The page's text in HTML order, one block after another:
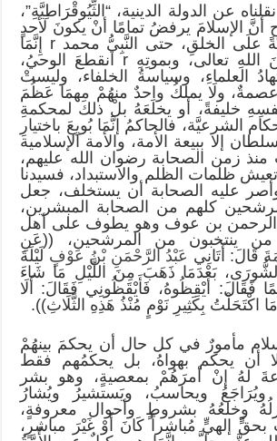
عن الدولة الدينية، “الثِّيُوقْرَاطِيَّةِ”،
أنَّ الإسلامَ يرفضُ تمامًا أنْ يكونَ لأحدٍ
من البشر حاكمِيَّةً علَى الخلقِ، حتى النَّبِيُّ محمد r إِنَّمَا
يتكلَّمُ بالوحيٍ مِنَ اللهِ تعالى، وبموتِهِ r انقطعَ الوحيُ،
العلماءِ، وسياسةُ الخلفاء، وليستْ
ولَا يملكُ واحدٌ منهُمْ مهمَا عَظُمَ
خليفةً، أو يخلَعَهُ بلْ ذلكَ لمحكمةِ
الشرعيَّة، فالحاكمُ إنَّمَا بُويِعَ باختيارِ
إلا ببيعة الأمة، والأمة الإسلامية
منذ زمن الصحابة رضوان الله عليهم،
ظلمات الظلم والاستبداد، فسيدنا
عليه الصحابة أن يستخلف، جعل
كلهم من الصحابة المبشرين،
الرحمن بن عوف وهو يطوف على أهل
من ينتخبون من المرشحين، ((عَنِ
قَالَ: أَتَانِي عَبْدُ الرَّحْمَنِ بْنُ عَوْفٍ لَيْلَةَ
الشُّورَى، بَعْدَمَا ذَهَبَ مِنَ اللَّيْلِ مَا شَاءَ
فَقَالَ: أَيْقِظُوهُ، فَأَيْقَظُونِي فَقَالَ: أَلَا
مَا اكْتَحَلْتُ بِكَثِيرِ نَوْمٍ مُنْذُ هَذِهِ الثَّلَاثِ)).
مأمورٌ في كل حال أن يحكمَ بينهُمْ
لا أن يحكم بهواهُ، بل يحكمُهم فقط
لهُ إنْ أمرَهُمْ بمعصيةٍ، وهو بشر
ويحاسبُ، ويَستشيرُ ويُشارُ
وخلعُهُ بشروطٍ وأحوال معروفةٍ،
بحقٍّ إلهيٍّ مُباشراً كَانَ أَوْ غَيْرَ مباشرٍ،